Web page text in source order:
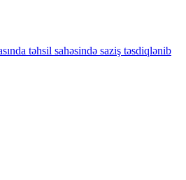
təhsil sahəsində saziş təsdiqlənib